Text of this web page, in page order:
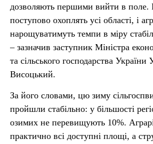
дозволяють першими вийти в поле.
поступово охоплять усі області, і
нарощуватимуть темпи в міру
– зазначив заступник Міністра
та сільського господарства України
Висоцький.
За його словами, цю зиму
пройшли стабільно: у більшості
озимих не перевищують 10%.
практично всі доступні площі, а